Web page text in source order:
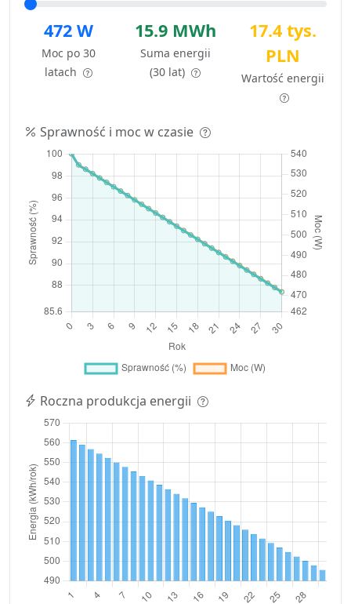
472 W
Moc po 30
latach
15.9 MWh
Suma energii
(30 lat)
17.4 tys.
PLN
Wartość energii
Sprawność i moc w czasie
Roczna produkcja energii